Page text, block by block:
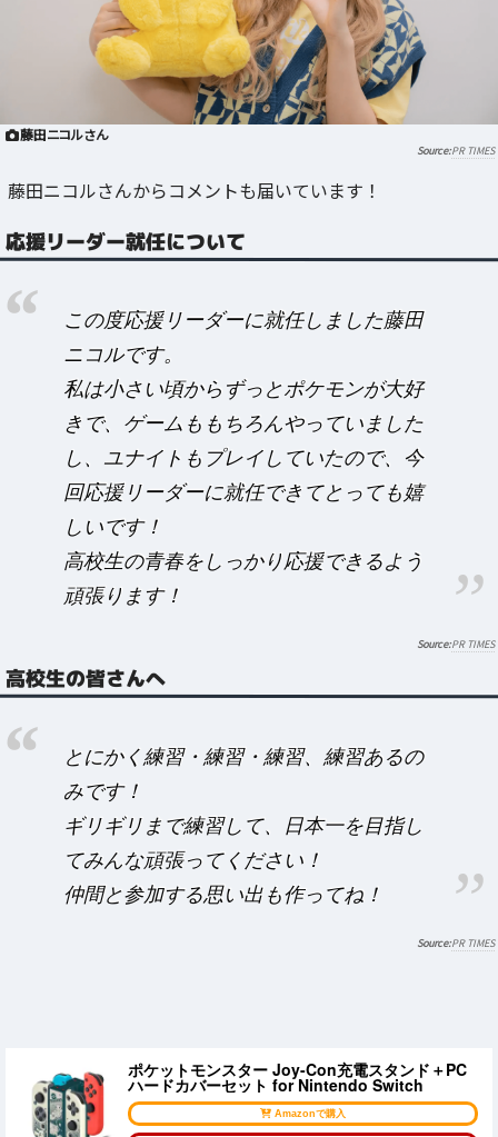
藤田ニコルさん
PR TIMES
藤田ニコルさんからコメントも届いています！
応援リーダー就任について
この度応援リーダーに就任しました藤田
ニコルです。
私は小さい頃からずっとポケモンが大好
きで、ゲームももちろんやっていました
し、ユナイトもプレイしていたので、今
回応援リーダーに就任できてとっても嬉
しいです！
高校生の青春をしっかり応援できるよう
頑張ります！
PR TIMES
高校生の皆さんへ
とにかく練習・練習・練習、練習あるの
みです！
ギリギリまで練習して、日本一を目指し
てみんな頑張ってください！
仲間と参加する思い出も作ってね！
PR TIMES
ポケットモンスター Joy-Con充電スタンド＋PC
ハードカバーセット for Nintendo Switch
Amazonで購入